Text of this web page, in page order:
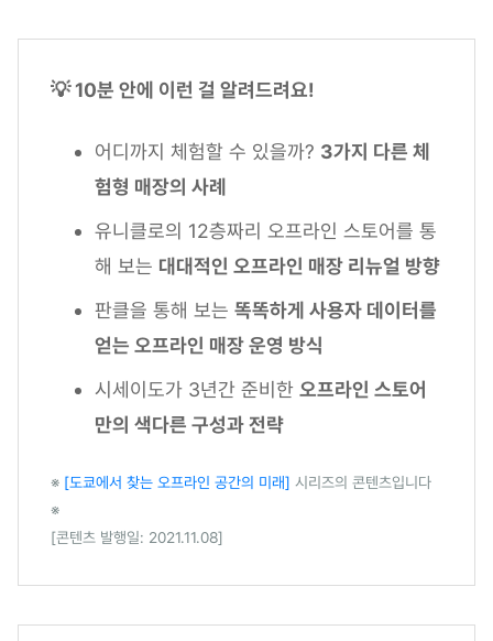
💡 10분 안에 이런 걸 알려드려요!
어디까지 체험할 수 있을까? 3가지 다른 체
험형 매장의 사례
유니클로의 12층짜리 오프라인 스토어를 통
해 보는 대대적인 오프라인 매장 리뉴얼 방향
판클을 통해 보는 똑똑하게 사용자 데이터를
얻는 오프라인 매장 운영 방식
시세이도가 3년간 준비한 오프라인 스토어
만의 색다른 구성과 전략
※ [도쿄에서 찾는 오프라인 공간의 미래] 시리즈의 콘텐츠입니다
※
[콘텐츠 발행일: 2021.11.08]